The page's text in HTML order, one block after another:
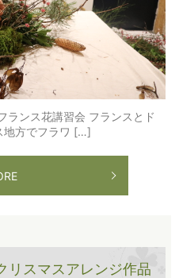
ランス花講習会 フランスとド
地方でフラワ […]
リスマスアレンジ作品